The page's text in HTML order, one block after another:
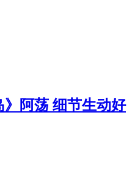
阿荡 细节生动好